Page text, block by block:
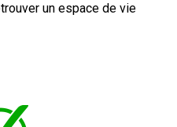
un espace de vie